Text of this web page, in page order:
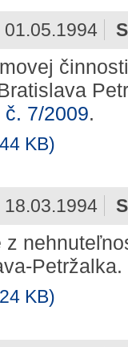
01.05.1994
č. 7/2009.
KB)
18.03.1994
Petržalka.
KB)